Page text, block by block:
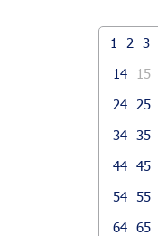
1 2 3
14
15
24
25
34 35
44 45
54 55
64 65